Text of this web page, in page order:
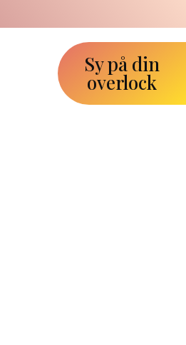
Sy på din
overlock